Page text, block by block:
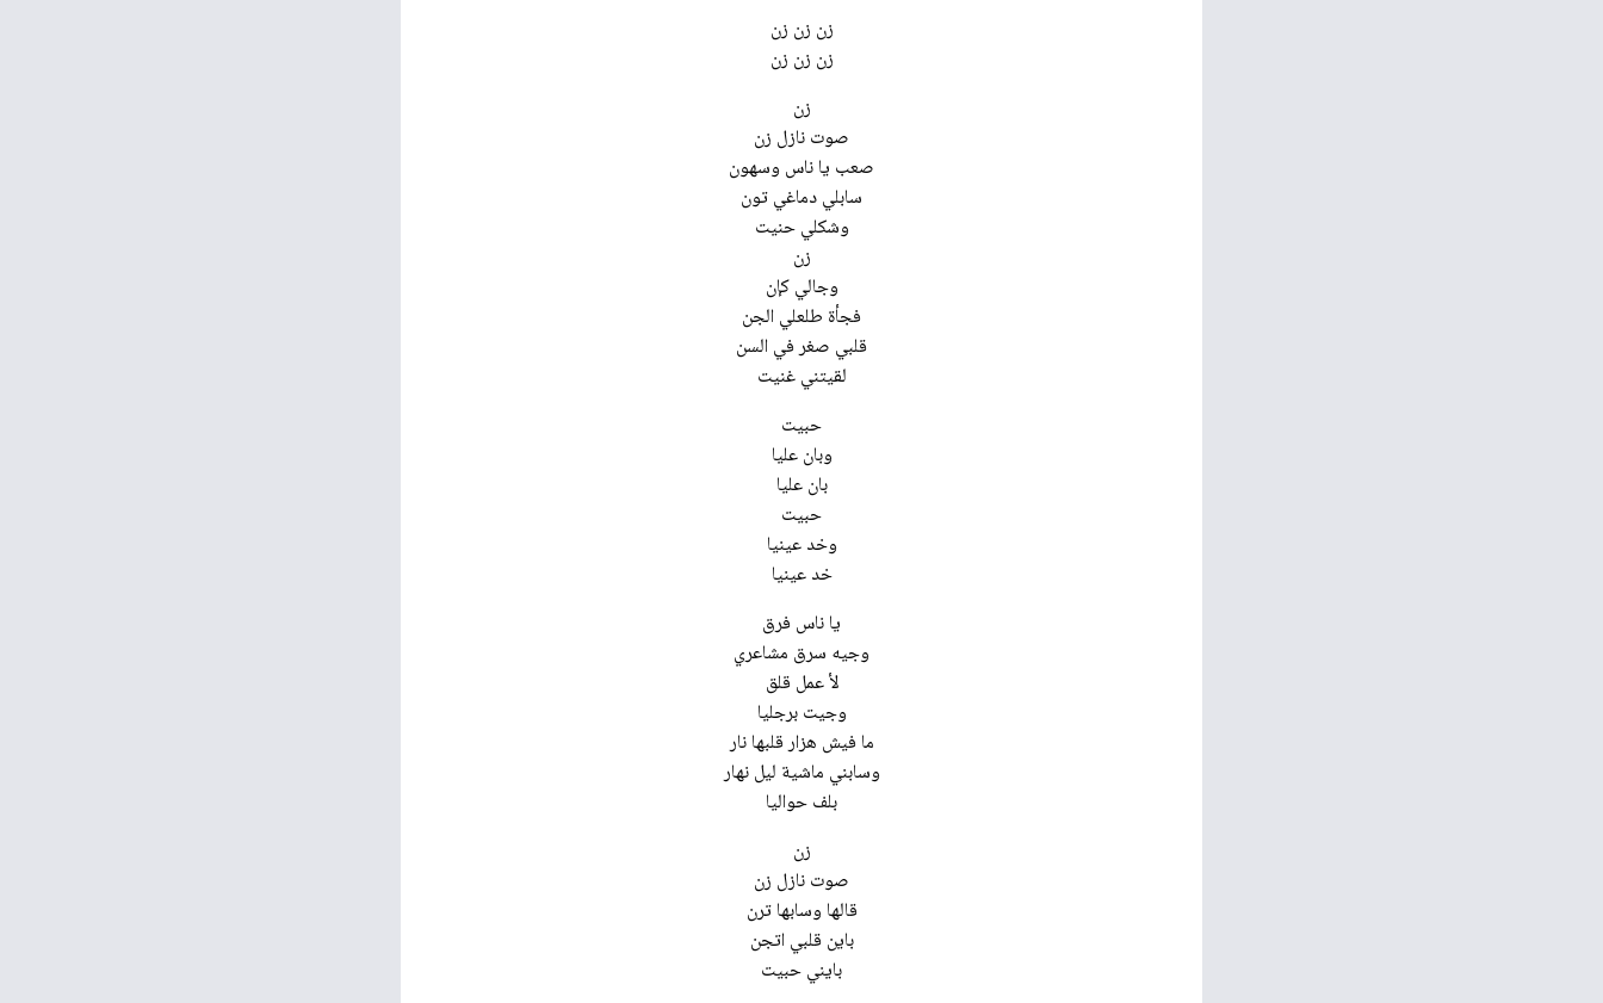
زن زن زن
زن زن زن
زن
صوت نازل زن
صعب يا ناس وسهون
سابلي دماغي تون
وشكلي حنيت
زن
وجالي كإن
فجأة طلعلي الجن
قلبي صغر في السن
لقيتني غنيت
حبيت
وبان عليا
بان عليا
حبيت
وخد عينيا
خد عينيا
يا ناس فرق
وجيه سرق مشاعري
لأ عمل قلق
وجيت برجليا
ما فيش هزار قلبها نار
وسابني ماشية ليل نهار
بلف حواليا
زن
صوت نازل زن
قالها وسابها ترن
باين قلبي اتجن
بايني حبيت